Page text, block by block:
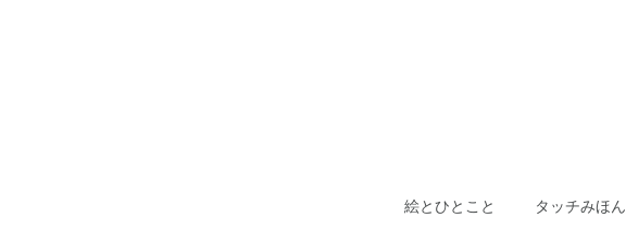
絵とひとこと タッチみほん